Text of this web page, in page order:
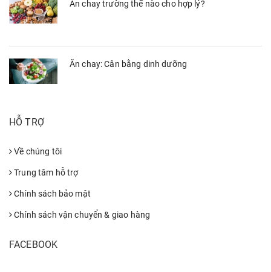
Ăn chay trường thế nào cho hợp lý?
Ăn chay: Cân bằng dinh dưỡng
HỖ TRỢ
Về chúng tôi
Trung tâm hỗ trợ
Chính sách bảo mật
Chính sách vận chuyển & giao hàng
FACEBOOK